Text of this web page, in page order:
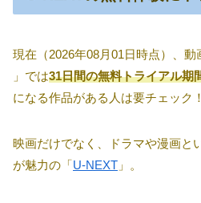
現在（2026年08月01日時点）、動
」では31日間の無料トライアル期
になる作品がある人は要チェック！
映画だけでなく、ドラマや漫画と
が魅力の「U-NEXT 」。